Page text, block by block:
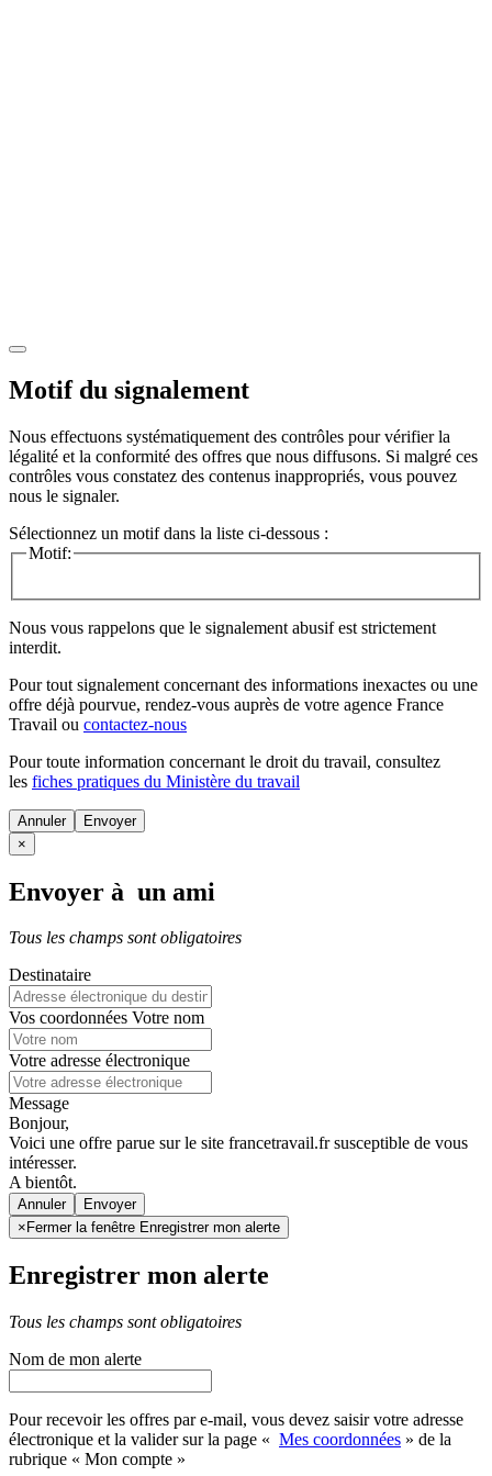
Motif du signalement
Nous effectuons systématiquement des contrôles pour vérifier la
légalité et la conformité des offres que nous diffusons. Si malgré ces
contrôles vous constatez des contenus inappropriés, vous pouvez
nous le signaler.
Sélectionnez un motif dans la liste ci-dessous :
Motif:
Nous vous rappelons que le signalement abusif est strictement
interdit.
Pour tout signalement concernant des informations inexactes ou une
offre déjà pourvue, rendez-vous auprès de votre agence France
Travail ou contactez-nous
Pour toute information concernant le droit du travail, consultez
les fiches pratiques du Ministère du travail
Annuler
×
Envoyer à un ami
Tous les champs sont obligatoires
Destinataire
Vos coordonnées Votre nom
Votre adresse électronique
Message
Bonjour,
Voici une offre parue sur le site francetravail.fr susceptible de vous
intéresser.
A bientôt.
Annuler
× Fermer la fenêtre Enregistrer mon alerte
Enregistrer mon alerte
Tous les champs sont obligatoires
Nom de mon alerte
Pour recevoir les offres par e-mail, vous devez saisir votre adresse
électronique et la valider sur la page « Mes coordonnées » de la
rubrique « Mon compte »